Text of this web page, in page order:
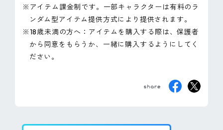
※アイテム課金制です。一部キャラクターは有料のラ
ンダム型アイテム提供方式により提供されます。
※18歳未満の方へ：アイテムを購入する際は、保護者
から同意をもらうか、一緒に購入するようにしてく
ださい。